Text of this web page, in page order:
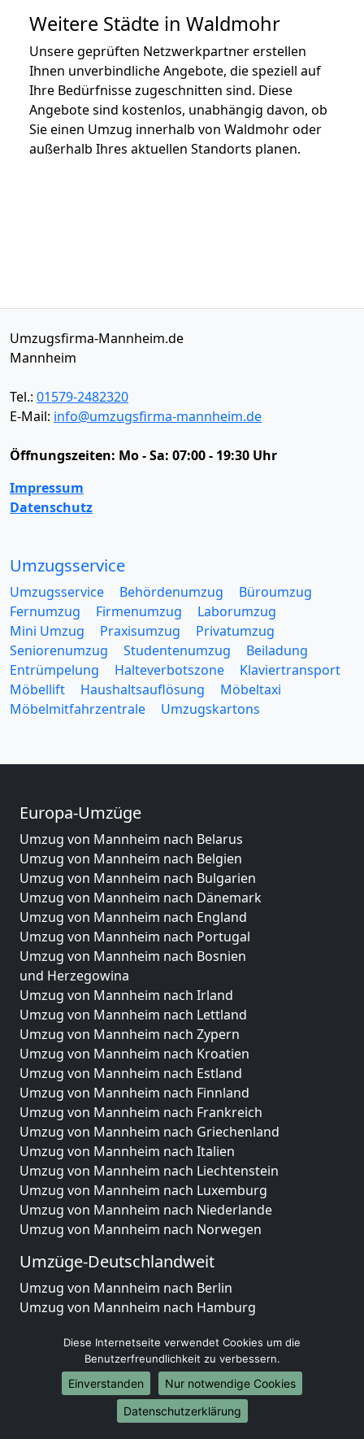
Weitere Städte in Waldmohr
Unsere geprüften Netzwerkpartner erstellen
Ihnen unverbindliche Angebote, die speziell auf
Ihre Bedürfnisse zugeschnitten sind. Diese
Angebote sind kostenlos, unabhängig davon, ob
Sie einen Umzug innerhalb von Waldmohr oder
außerhalb Ihres aktuellen Standorts planen.
Umzugsfirma-Mannheim.de
Mannheim
Tel.: 01579-2482320
E-Mail: info@umzugsfirma-mannheim.de
Öffnungszeiten: Mo - Sa: 07:00 - 19:30 Uhr
Impressum
Datenschutz
Umzugsservice
Umzugsservice Behördenumzug
Büroumzug
Fernumzug
Firmenumzug
Laborumzug
Mini Umzug
Praxisumzug
Privatumzug
Seniorenumzug
Studentenumzug
Beiladung
Entrümpelung
Halteverbotszone
Klaviertransport
Möbellift
Haushaltsauflösung
Möbeltaxi
Möbelmitfahrzentrale
Umzugskartons
Europa-Umzüge
Umzug von Mannheim nach Belarus
Umzug von Mannheim nach Belgien
Umzug von Mannheim nach Bulgarien
Umzug von Mannheim nach Dänemark
Umzug von Mannheim nach England
Umzug von Mannheim nach Portugal
Umzug von Mannheim nach Bosnien
und Herzegowina
Umzug von Mannheim nach Irland
Umzug von Mannheim nach Lettland
Umzug von Mannheim nach Zypern
Umzug von Mannheim nach Kroatien
Umzug von Mannheim nach Estland
Umzug von Mannheim nach Finnland
Umzug von Mannheim nach Frankreich
Umzug von Mannheim nach Griechenland
Umzug von Mannheim nach Italien
Umzug von Mannheim nach Liechtenstein
Umzug von Mannheim nach Luxemburg
Umzug von Mannheim nach Niederlande
Umzug von Mannheim nach Norwegen
Umzüge-Deutschlandweit
Umzug von Mannheim nach Berlin
Umzug von Mannheim nach Hamburg
Umzug von Mannheim nach Köln
Umzug von Mannheim nach Frankfurt am Main
Umzug von Mannheim nach Stuttgart
Umzug von Mannheim nach Düsseldorf
Umzug von Mannheim nach Leipzig
Diese Internetseite verwendet Cookies um die
Benutzerfreundlichkeit zu verbessern.
Einverstanden
Nur notwendige Cookies
Datenschutzerklärung